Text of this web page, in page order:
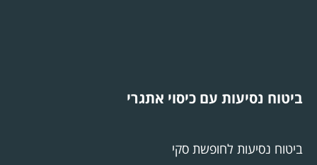
ביטוח נסיעות עם כיסוי אתגרי
ביטוח נסיעות לחופשת סקי